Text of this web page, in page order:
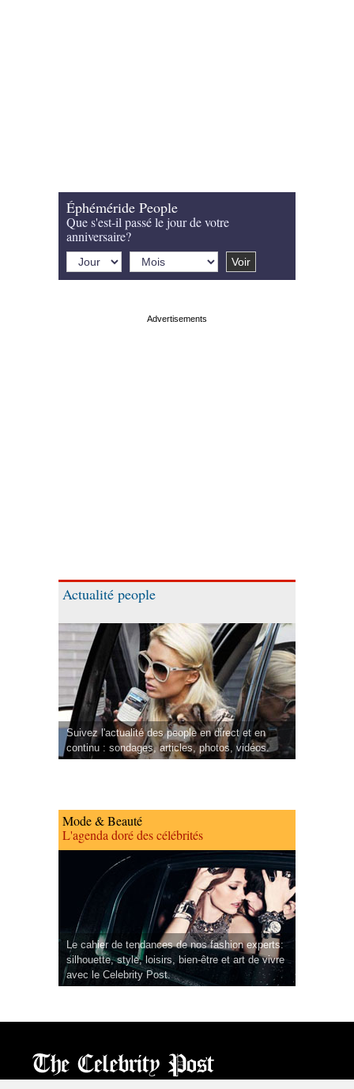
Éphéméride People
Que s'est-il passé le jour de votre
anniversaire?
Actualité people
Suivez l'actualité des people en direct et en
continu : sondages, articles, photos, vidéos.
Mode & Beauté
L'agenda doré des célébrités
Le cahier de tendances de nos fashion experts:
silhouette, style, loisirs, bien-être et art de vivre
avec le Celebrity Post.